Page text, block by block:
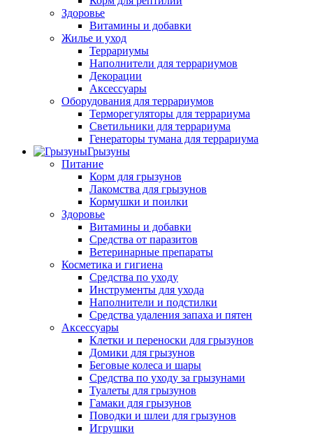
Здоровье
Витамины и добавки
Жилье и уход
Террариумы
Наполнители для террариумов
Декорации
Аксессуары
Оборудования для террариумов
Терморегуляторы для террариума
Светильники для террариума
Генераторы тумана для террариума
Грызуны
Питание
Корм для грызунов
Лакомства для грызунов
Кормушки и поилки
Здоровье
Витамины и добавки
Средства от паразитов
Ветеринарные препараты
Косметика и гигиена
Средства по уходу
Инструменты для ухода
Наполнители и подстилки
Средства удаления запаха и пятен
Аксессуары
Клетки и переноски для грызунов
Домики для грызунов
Беговые колеса и шары
Средства по уходу за грызунами
Туалеты для грызунов
Гамаки для грызунов
Поводки и шлеи для грызунов
Игрушки